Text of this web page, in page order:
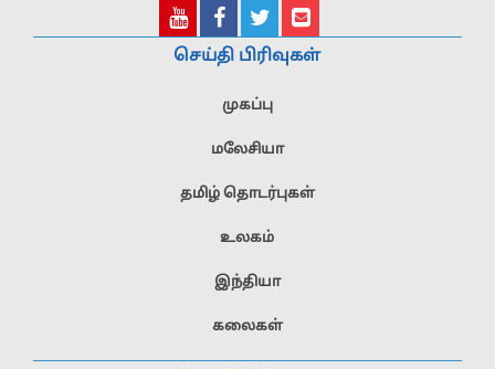
செய்தி பிரிவுகள்
முகப்பு
மலேசியா
தமிழ் தொடர்புகள்
உலகம்
இந்தியா
கலைகள்